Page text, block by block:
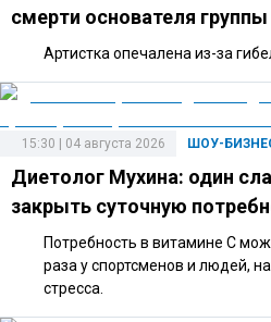
смерти основателя
Артистка опечалена из-за
ШОУ-
15:30 | 04 августа 2026
Диетолог Мухина: один
закрыть суточную
Потребность в витамине C
раза у спортсменов и людей,
стресса.